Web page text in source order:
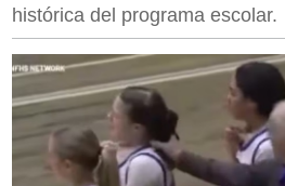
histórica del programa escolar.